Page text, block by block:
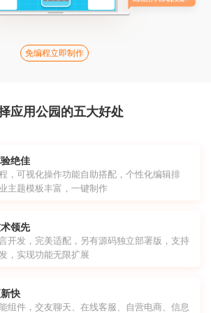
免编程立即制作
应用公园的五大好处
绝佳
，可视化操作功能自助搭配，个性化编辑排
主题模板丰富，一键制作
领先
开发，完美适配，另有源码独立部署版，支持
，实现功能无限扩展
快
组件，交友聊天、在线客服、自营电商、信息